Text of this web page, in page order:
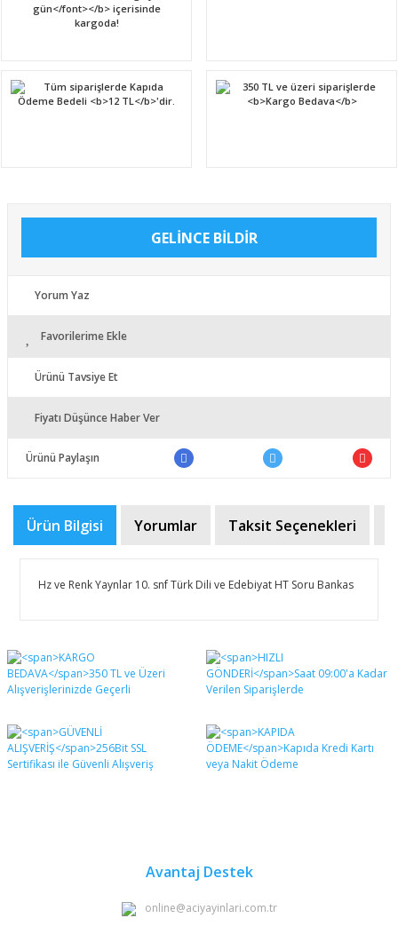
GELİNCE BİLDİR
Yorum Yaz
Favorilerime Ekle
Ürünü Tavsiye Et
Fiyatı Düşünce Haber Ver
Ürünü Paylaşın
Ürün Bilgisi Yorumlar Taksit Seçenekleri
Hz ve Renk Yaynlar 10. snf Türk Dili ve Edebiyat HT Soru Bankas
Bu ürüne ilk yorumu siz yapın!
Yorum Yaz
Bu ürünün fiyat bilgisi, resim, ürün açıklamalarında ve
diğer konularda yetersiz gördüğünüz noktaları öneri
formunu kullanarak tarafımıza iletebilirsiniz.
Görüş ve önerileriniz için teşekkür ederiz.
Ürün resmi kalitesiz, bozuk veya görüntülenemiyor.
Ürün açıklamasında eksik bilgiler bulunuyor.
Avantaj Destek
online@aciyayinlari.com.tr